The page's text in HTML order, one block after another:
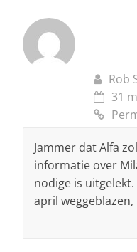
Rob
31
Jammer dat Alfa
informatie over
nodige is
april